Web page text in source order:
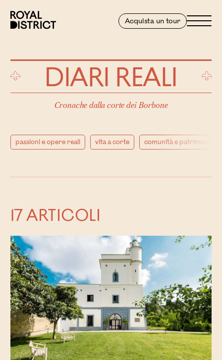
Royal District
Acquista un tour Menu
DIARI REALI
Cronache dalla corte dei Borbone
passioni e opere reali vita a corte comunità e patrimonio
17 ARTICOLI